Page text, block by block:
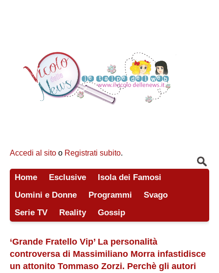
Accedi al sito o Registrati subito.
Home Esclusive
Isola dei Famosi
Uomini e Donne
Programmi
Svago
Serie TV
Reality Gossip
‘Grande Fratello Vip’ La personalità
controversa di Massimiliano Morra infastidisce
un attonito Tommaso Zorzi. Perchè gli autori